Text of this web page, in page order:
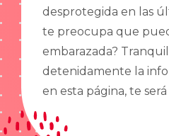
desprotegida en las
te preocupa que
embarazada?
detenidamente la
en esta página, te